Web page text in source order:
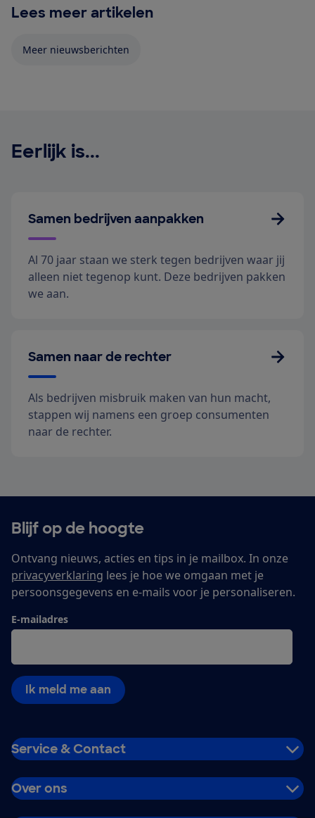
Lees meer artikelen
Meer nieuwsberichten
Eerlijk is...
Samen bedrijven aanpakken
Al 70 jaar staan we sterk tegen bedrijven waar jij
alleen niet tegenop kunt. Deze bedrijven pakken
we aan.
Samen naar de rechter
Als bedrijven misbruik maken van hun macht,
stappen wij namens een groep consumenten
naar de rechter.
Blijf op de hoogte
Ontvang nieuws, acties en tips in je mailbox. In onze
privacyverklaring lees je hoe we omgaan met je
persoonsgegevens en e-mails voor je personaliseren.
E-mailadres
Ik meld me aan
Service & Contact
Over ons